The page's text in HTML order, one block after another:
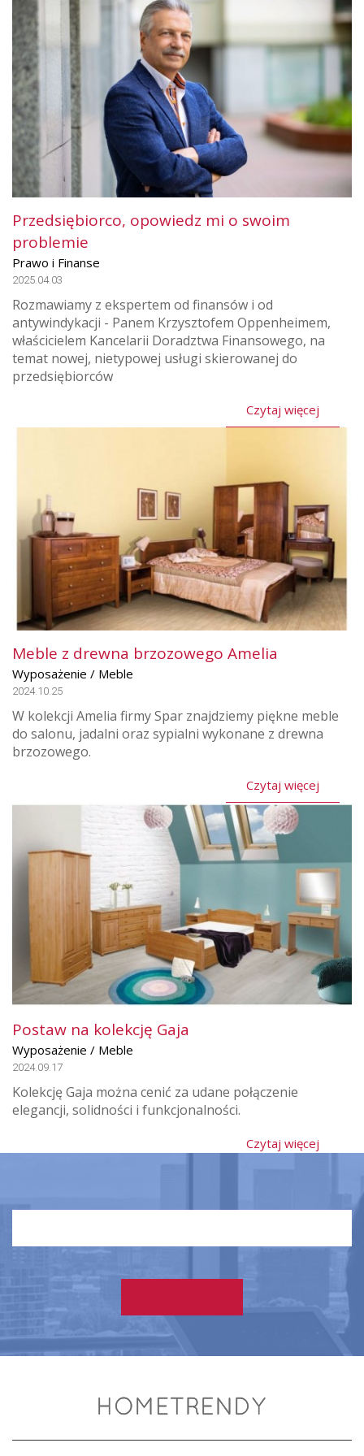
Przedsiębiorco, opowiedz mi o swoim
problemie
Prawo i Finanse
2025.04.03
Rozmawiamy z ekspertem od finansów i od
antywindykacji - Panem Krzysztofem Oppenheimem,
właścicielem Kancelarii Doradztwa Finansowego, na
temat nowej, nietypowej usługi skierowanej do
przedsiębiorców
Czytaj więcej
Meble z drewna brzozowego Amelia
Wyposażenie / Meble
2024.10.25
W kolekcji Amelia firmy Spar znajdziemy piękne meble
do salonu, jadalni oraz sypialni wykonane z drewna
brzozowego.
Czytaj więcej
Postaw na kolekcję Gaja
Wyposażenie / Meble
2024.09.17
Kolekcję Gaja można cenić za udane połączenie
elegancji, solidności i funkcjonalności.
Czytaj więcej